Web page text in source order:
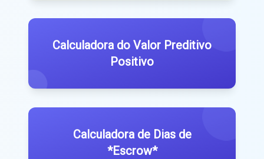
Calculadora do Valor Preditivo
Positivo
Calculadora de Dias de
*Escrow*